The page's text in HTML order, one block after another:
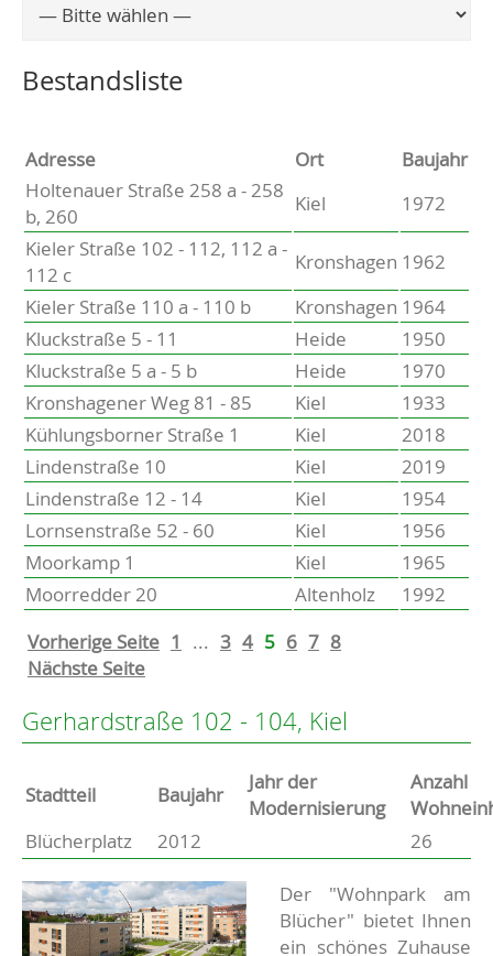
Eckernförde
Heikendorf
Kronshagen
Schwentinental
Heide
Bordesholm
Elmshorn
Wählen Sie einen Ort, um zur entsprechenden Seite
Bestandsliste
Adresse Ort
Baujahr
Holtenauer Straße 258 a - 258
b, 260
Kiel
1972
Kieler Straße 102 - 112, 112 a -
112 c
Kronshagen 1962
Kieler Straße 110 a - 110 b
Kronshagen 1964
Kluckstraße 5 - 11
Heide
1950
Kluckstraße 5 a - 5 b
Heide
1970
Kronshagener Weg 81 - 85
Kiel
1933
Kühlungsborner Straße 1
Kiel
2018
Lindenstraße 10
Kiel
2019
Lindenstraße 12 - 14
Kiel
1954
Lornsenstraße 52 - 60
Kiel
1956
Moorkamp 1
Kiel
1965
Moorredder 20
Altenholz
1992
Vorherige Seite 1 ... 3 4 5 6 7 8
Nächste Seite
Gerhardstraße 102 - 104, Kiel
Stammdaten
Basisdaten zur Immobilie
Stadtteil Baujahr
Jahr der
Modernisierung
Anzahl
Blücherplatz
2012 26
Beschreibung
Der "Wohnpark am
Blücher" bietet Ihnen
ein schönes Zuhause